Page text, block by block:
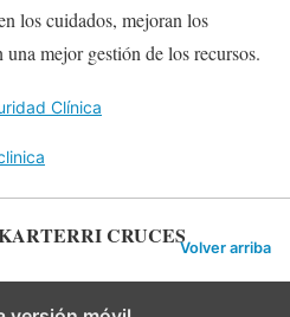
los cuidados, mejoran los
mejor gestión de los recursos.
Clínica
CRUCESVolver arriba